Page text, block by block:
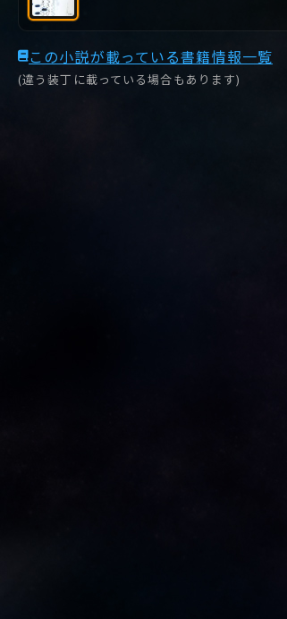
この小説が載っている書籍情報一覧
(違う装丁に載っている場合もあります)